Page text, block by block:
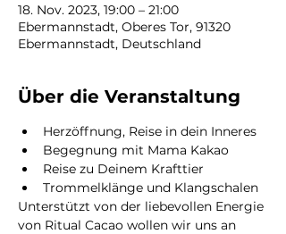
18. Nov. 2023, 19:00 – 21:00
Ebermannstadt, Oberes Tor, 91320
Ebermannstadt, Deutschland
Über die Veranstaltung
Herzöffnung, Reise in dein Inneres
Begegnung mit Mama Kakao
Reise zu Deinem Krafttier
Trommelklänge und Klangschalen
Unterstützt von der liebevollen Energie
von Ritual Cacao wollen wir uns an